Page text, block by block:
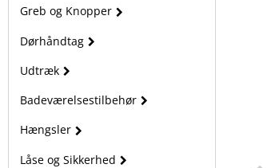
Greb og Knopper
Dørhåndtag
Udtræk
Badeværelsestilbehør
Hængsler
Låse og Sikkerhed